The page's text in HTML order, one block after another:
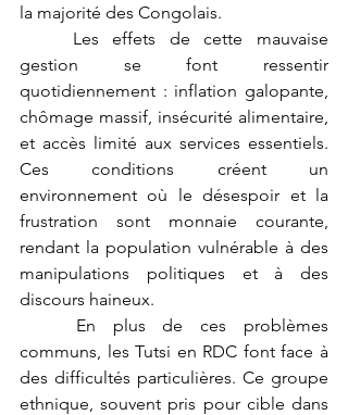
la majorité des Congolais.
gestion se font ressentir
quotidiennement : inflation galopante,
chômage massif, insécurité alimentaire,
et accès limité aux services essentiels.
Ces conditions créent un
environnement où le désespoir et la
frustration sont monnaie courante,
rendant la population vulnérable à des
manipulations politiques et à des
discours haineux.
communs, les Tutsi en RDC font face à
des difficultés particulières. Ce groupe
ethnique, souvent pris pour cible dans